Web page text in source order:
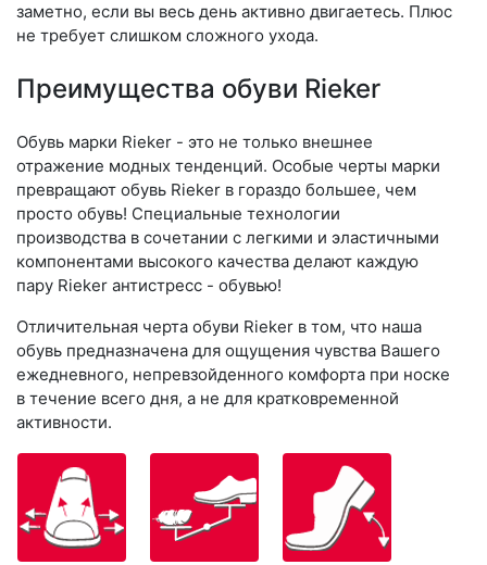
заметно, если вы весь день активно двигаетесь. Плюс
не требует слишком сложного ухода.
Преимущества обуви Rieker
Обувь марки Rieker - это не только внешнее
отражение модных тенденций. Особые черты марки
превращают обувь Rieker в гораздо большее, чем
просто обувь! Специальные технологии
производства в сочетании с легкими и эластичными
компонентами высокого качества делают каждую
пару Rieker антистресс - обувью!
Отличительная черта обуви Rieker в том, что наша
обувь предназначена для ощущения чувства Вашего
ежедневного, непревзойденного комфорта при носке
в течение всего дня, а не для кратковременной
активности.